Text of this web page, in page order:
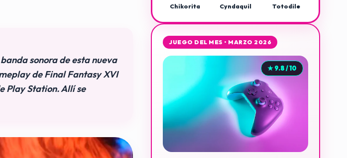
sonora de esta nueva
de Final Fantasy XVI
Play Station. Allí se
Chikorita Cyndaquil Totodile
JUEGO DEL MES • MARZO 2026
★ 9.8 / 10